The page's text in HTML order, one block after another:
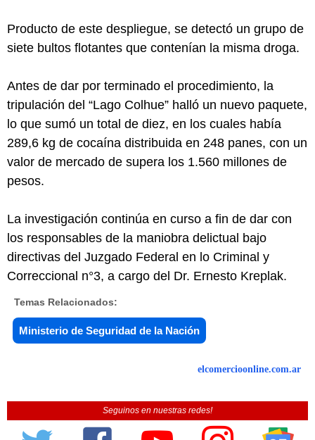
Producto de este despliegue, se detectó un grupo de
siete bultos flotantes que contenían la misma droga.
Antes de dar por terminado el procedimiento, la
tripulación del “Lago Colhue” halló un nuevo paquete,
lo que sumó un total de diez, en los cuales había
289,6 kg de cocaína distribuida en 248 panes, con un
valor de mercado de supera los 1.560 millones de
pesos.
La investigación continúa en curso a fin de dar con
los responsables de la maniobra delictual bajo
directivas del Juzgado Federal en lo Criminal y
Correccional n°3, a cargo del Dr. Ernesto Kreplak.
Temas Relacionados:
Ministerio de Seguridad de la Nación
elcomercioonline.com.ar
Seguinos en nuestras redes!